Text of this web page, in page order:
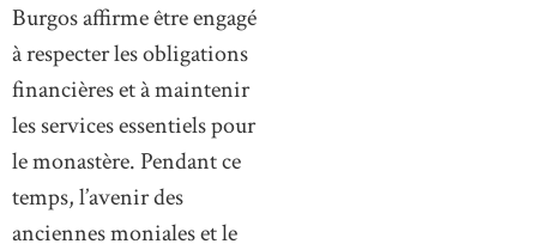
Burgos affirme être engagé
à respecter les obligations
financières et à maintenir
les services essentiels pour
le monastère. Pendant ce
temps, l’avenir des
anciennes moniales et le